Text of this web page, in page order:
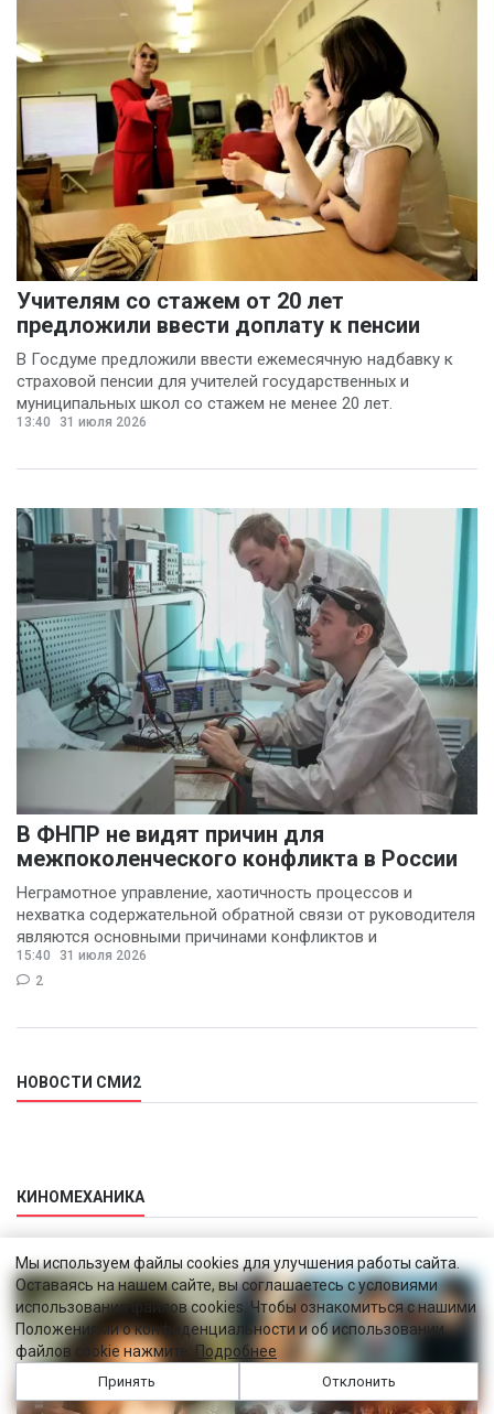
Учителям со стажем от 20 лет
предложили ввести доплату к пенсии
В Госдуме предложили ввести ежемесячную надбавку к
страховой пенсии для учителей государственных и
муниципальных школ со стажем не менее 20 лет.
13:40 31 июля 2026
В ФНПР не видят причин для
межпоколенческого конфликта в России
Неграмотное управление, хаотичность процессов и
нехватка содержательной обратной связи от руководителя
являются основными причинами конфликтов и
раздражения в
15:40
31 июля 2026
2
НОВОСТИ СМИ2
КИНОМЕХАНИКА
Мы используем файлы cookies для улучшения работы сайта.
Оставаясь на нашем сайте, вы соглашаетесь с условиями
использования файлов cookies. Чтобы ознакомиться с нашими
Положениями о конфиденциальности и об использовании
файлов cookie нажмите:
Подробнее
Принять Отклонить